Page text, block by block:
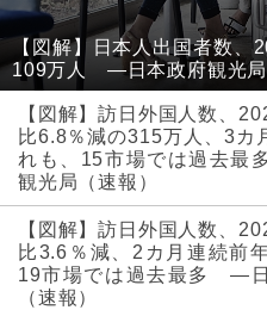
【図解】日本人出国者数
109万人 ―日本政府観光局
【図解】訪日外国人数、
比6.8％減の315万人、3カ
れも、15市場では過去
観光局（速報）
【図解】訪日外国人数、
比3.6％減、2カ月連続前
19市場では過去最多 ―
（速報）